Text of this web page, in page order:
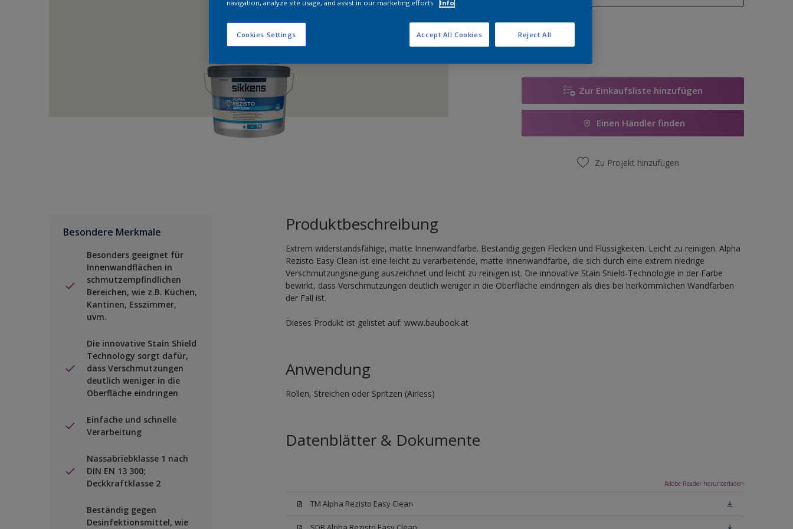
2,5 l
12,5 l
Zur Einkaufsliste hinzufügen
Einen Händler finden
Zu Projekt hinzufügen
Besondere Merkmale
Besonders geeignet für
Innenwandflächen in
schmutzempfindlichen
Bereichen, wie z.B. Küchen,
Kantinen, Esszimmer,
uvm.
Die innovative Stain Shield
Technology sorgt dafür,
dass Verschmutzungen
deutlich weniger in die
Oberfläche eindringen
Einfache und schnelle
Verarbeitung
Nassabriebklasse 1 nach
DIN EN 13 300;
Deckkraftklasse 2
Beständig gegen
Desinfektionsmittel, wie
Produktbeschreibung
Extrem widerstandsfähige, matte Innenwandfarbe. Beständig gegen Flecken und Flüssigkeiten. Leicht zu reinigen. Alpha
Rezisto Easy Clean ist eine leicht zu verarbeitende, matte Innenwandfarbe, die sich durch eine extrem niedrige
Verschmutzungsneigung auszeichnet und leicht zu reinigen ist. Die innovative Stain Shield-Technologie in der Farbe
bewirkt, dass Verschmutzungen deutlich weniger in die Oberfläche eindringen als dies bei herkömmlichen Wandfarben
der Fall ist.
Dieses Produkt ist gelistet auf: www.baubook.at
Anwendung
Rollen, Streichen oder Spritzen (Airless)
Datenblätter & Dokumente
Adobe Reader herunterladen
TM Alpha Rezisto Easy Clean
navigation, analyze site usage, and assist in our marketing efforts. Info
Cookies Settings Reject All
Accept All Cookies